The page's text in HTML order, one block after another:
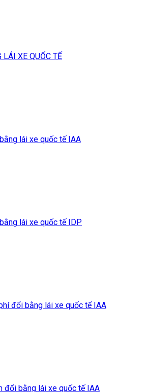
LÁI XE QUỐC TẾ
lái xe quốc tế IAA
lái xe quốc tế IDP
đổi bằng lái xe quốc tế IAA
đổi bằng lái xe quốc tế IAA